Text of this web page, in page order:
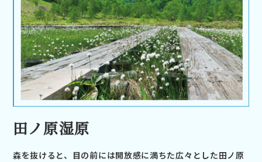
田ノ原湿原
森を抜けると、目の前には開放感に満ちた広々とした田ノ原